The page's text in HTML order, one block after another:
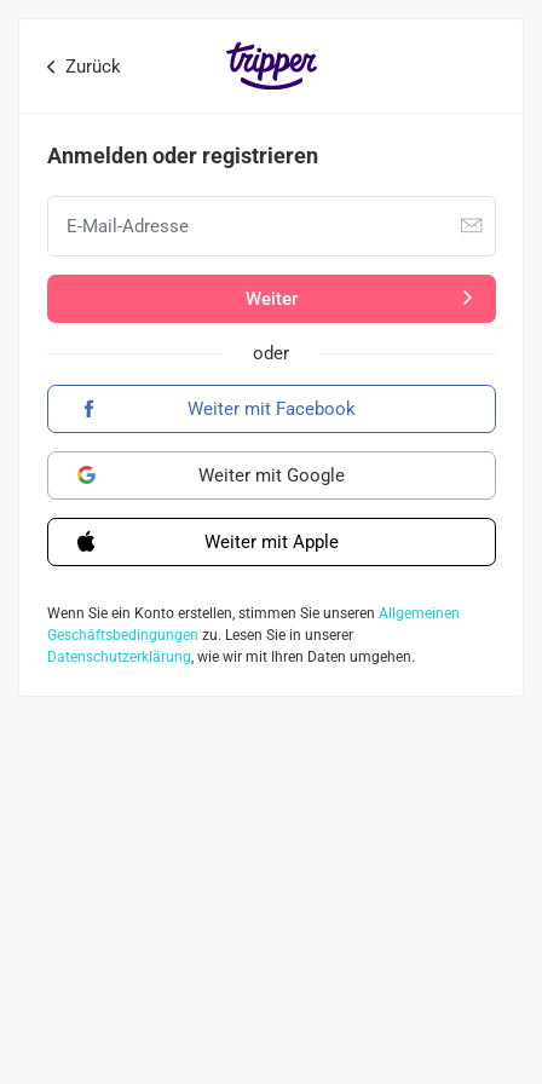
Zurück
Anmelden oder registrieren
Weiter
oder
Weiter mit Facebook
Weiter mit Google
Weiter mit Apple
Wenn Sie ein Konto erstellen, stimmen Sie unseren Allgemeinen
Geschäftsbedingungen zu. Lesen Sie in unserer
Datenschutzerklärung, wie wir mit Ihren Daten umgehen.